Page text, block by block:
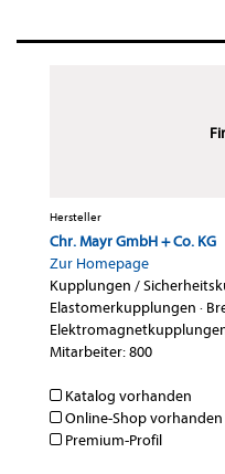
Hersteller
Chr. Mayr GmbH + Co. KG
Zur Homepage
Kupplungen /
Elastomerkupplungen ·
Mitarbeiter: 800
Katalog vorhanden
Online-Shop vorhanden
Premium-Profil